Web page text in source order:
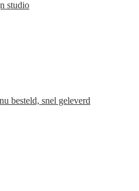
studio
besteld, snel geleverd